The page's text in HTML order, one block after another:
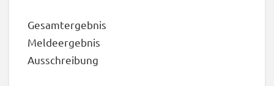
Gesamtergebnis
Meldeergebnis
Ausschreibung